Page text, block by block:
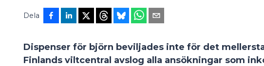
Dela
Dispenser för björn beviljades inte för det
Finlands viltcentral avslog alla ansökningar som